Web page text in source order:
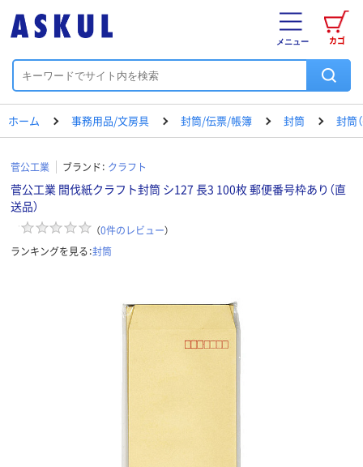
カゴ
メニュー
ホーム 事務用品/文房具 封筒/伝票/帳簿 封筒 封筒
菅公工業 ブランド： クラフト
菅公工業 間伐紙クラフト封筒 シ127 長3 100枚 郵便番号枠あり（直
送品）
（0件のレビュー）
ランキングを見る：封筒